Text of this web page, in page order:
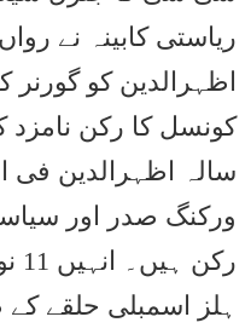
ریاستی کابینہ نے
اظہرالدین کو گورنر
سالہ اظہرالدین
ورکنگ صدر اور
ہلز اسمبلی حلقے